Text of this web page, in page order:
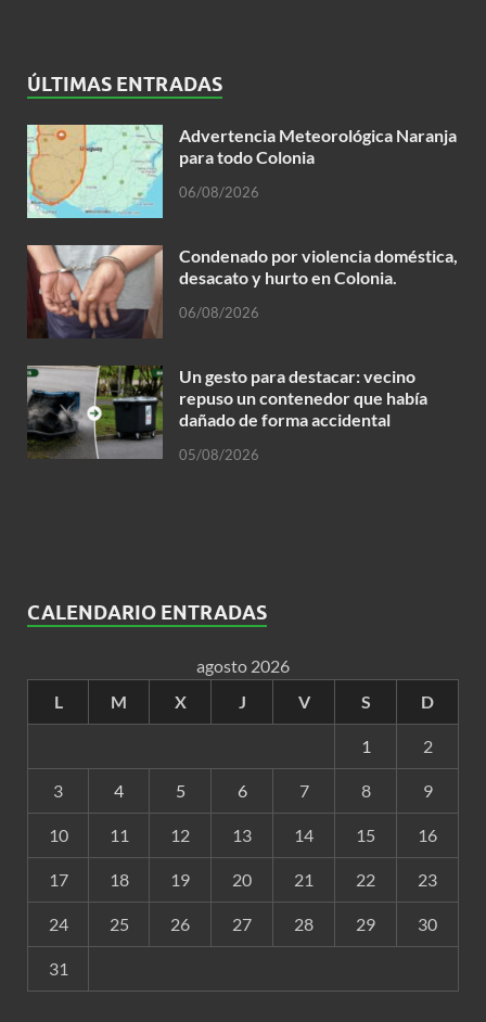
ÚLTIMAS ENTRADAS
Advertencia Meteorológica Naranja
para todo Colonia
06/08/2026
Condenado por violencia doméstica,
desacato y hurto en Colonia.
06/08/2026
Un gesto para destacar: vecino
repuso un contenedor que había
dañado de forma accidental
05/08/2026
CALENDARIO ENTRADAS
agosto 2026
L
M X J V S D
1 2
3 4 5 6 7 8 9
10 11 12 13 14 15 16
17 18 19 20 21 22 23
24 25 26 27 28 29 30
31